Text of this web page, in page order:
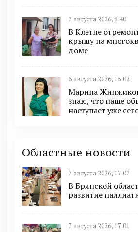
7 августа 2026, 8:40
В Клетне
крышу на
доме
6 августа 2026, 15:02
Марина
знаю, что наше
наступает уже
Областные новости
7 августа 2026, 17:07
В Брянской
развитие
7 августа 2026, 17:01